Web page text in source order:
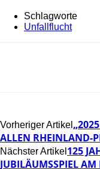
Schlagworte
Unfallflucht
Vorheriger Artikel
ALLEN RHEINLAND-
Nächster Artikel 125
JUBILÄUMSSPIEL AM